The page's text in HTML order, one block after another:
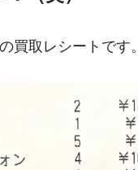
買取レシートです。